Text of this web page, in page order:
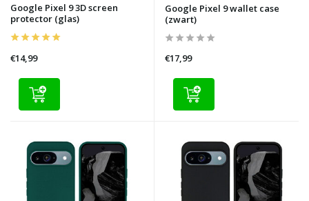
Google Pixel 9 3D screen
protector (glas)
€14,99
Google Pixel 9 wallet case
(zwart)
€17,99